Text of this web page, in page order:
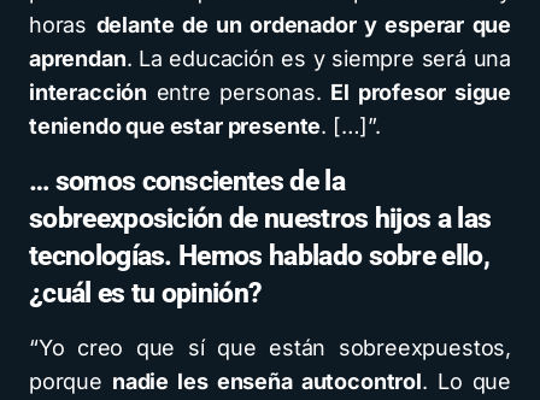
horas delante de un ordenador y esperar que
aprendan. La educación es y siempre será una
interacción entre personas. El profesor sigue
teniendo que estar presente. […]”.
… somos conscientes de la
sobreexposición de nuestros hijos a las
tecnologías. Hemos hablado sobre ello,
¿cuál es tu opinión?
“Yo creo que sí que están sobreexpuestos,
porque nadie les enseña autocontrol. Lo que